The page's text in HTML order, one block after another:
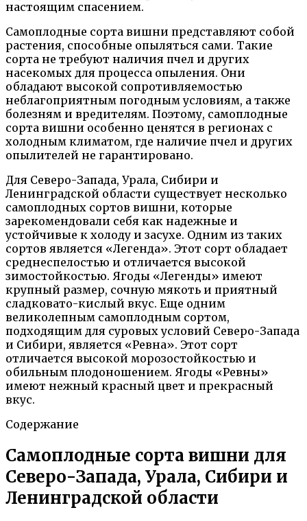
настоящим спасением.
Самоплодные сорта вишни представляют собой
растения, способные опыляться сами. Такие
сорта не требуют наличия пчел и других
насекомых для процесса опыления. Они
обладают высокой сопротивляемостью
неблагоприятным погодным условиям, а также
болезням и вредителям. Поэтому, самоплодные
сорта вишни особенно ценятся в регионах с
холодным климатом, где наличие пчел и других
опылителей не гарантировано.
Для Северо-Запада, Урала, Сибири и
Ленинградской области существует несколько
самоплодных сортов вишни, которые
зарекомендовали себя как надежные и
устойчивые к холоду и засухе. Одним из таких
сортов является «Легенда». Этот сорт обладает
среднеспелостью и отличается высокой
зимостойкостью. Ягоды «Легенды» имеют
крупный размер, сочную мякоть и приятный
сладковато-кислый вкус. Еще одним
великолепным самоплодным сортом,
подходящим для суровых условий Северо-Запада
и Сибири, является «Ревна». Этот сорт
отличается высокой морозостойкостью и
обильным плодоношением. Ягоды «Ревны»
имеют нежный красный цвет и прекрасный
вкус.
Содержание
Самоплодные сорта вишни для
Северо-Запада, Урала, Сибири и
Ленинградской области